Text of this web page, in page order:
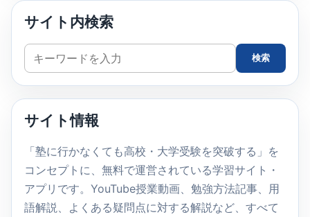
サイト内検索
サ
イ
ト
検
索
検索
サイト情報
「塾に行かなくても高校・大学受験を突破する」を
コンセプトに、無料で運営されている学習サイト・
アプリです。YouTube授業動画、勉強方法記事、用
語解説、よくある疑問点に対する解説など、すべて